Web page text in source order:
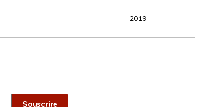
2019